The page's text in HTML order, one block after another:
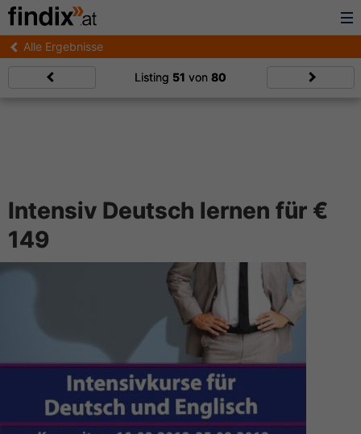
Alle Ergebnisse
Listing 51 von 80
Intensiv Deutsch lernen für €
149